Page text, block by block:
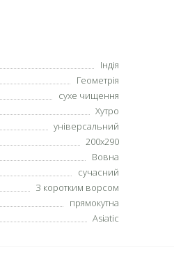
Індія
Геометрія
сухе чищення
Хутро
універсальний
200x290
Вовна
сучасний
З коротким ворсом
прямокутна
Asiatic